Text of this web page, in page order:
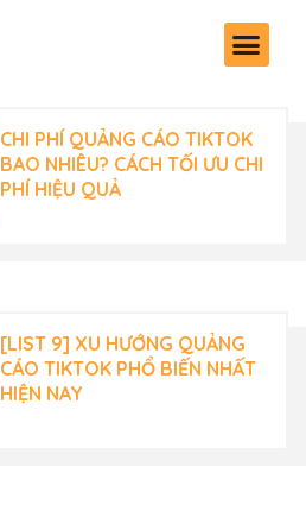
CHI PHÍ QUẢNG CÁO TIKTOK
BAO NHIÊU? CÁCH TỐI ƯU CHI
PHÍ HIỆU QUẢ
[LIST 9] XU HƯỚNG QUẢNG
CÁO TIKTOK PHỔ BIẾN NHẤT
HIỆN NAY